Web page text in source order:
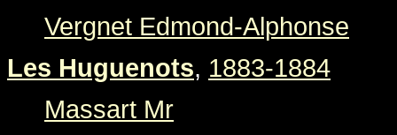
Vergnet Edmond-Alphonse
Les Huguenots, 1883-1884
Massart Mr